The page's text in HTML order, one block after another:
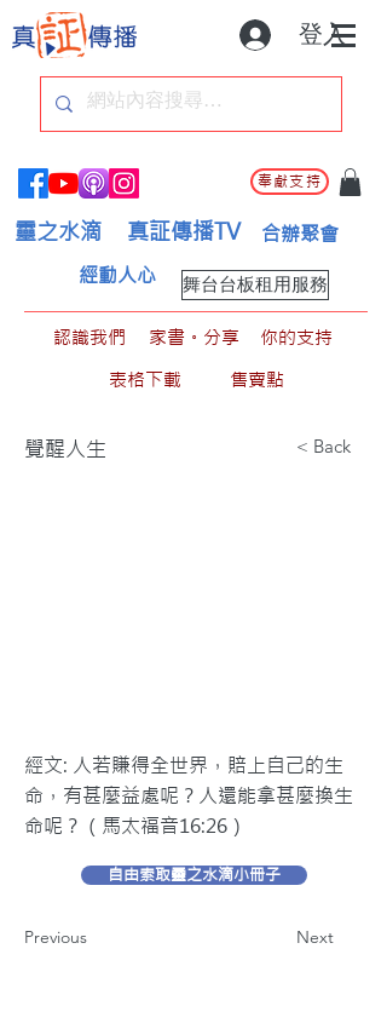
登入
奉獻支持
靈之水滴 真証傳播TV 合辦聚會
舞台台板租用服務
經動人心
認識我們 家書。分享
你的支持
表格下載
售賣點
覺醒人生 < Back
經文: 人若賺得全世界，賠上自己的生
命，有甚麼益處呢？人還能拿甚麼換生
命呢？（馬太福音16:26）
自由索取靈之水滴小冊子
Previous Next